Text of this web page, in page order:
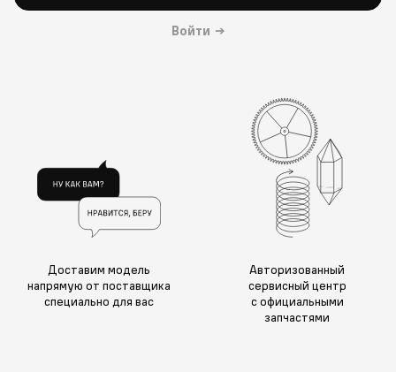
Войти →
Доставим модель
напрямую от поставщика
специально для вас
Авторизованный
сервисный центр
с официальными
запчастями